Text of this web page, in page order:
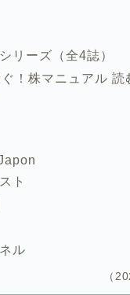
リーズ（全4誌）
！株マニュアル 読
ト
ル
（